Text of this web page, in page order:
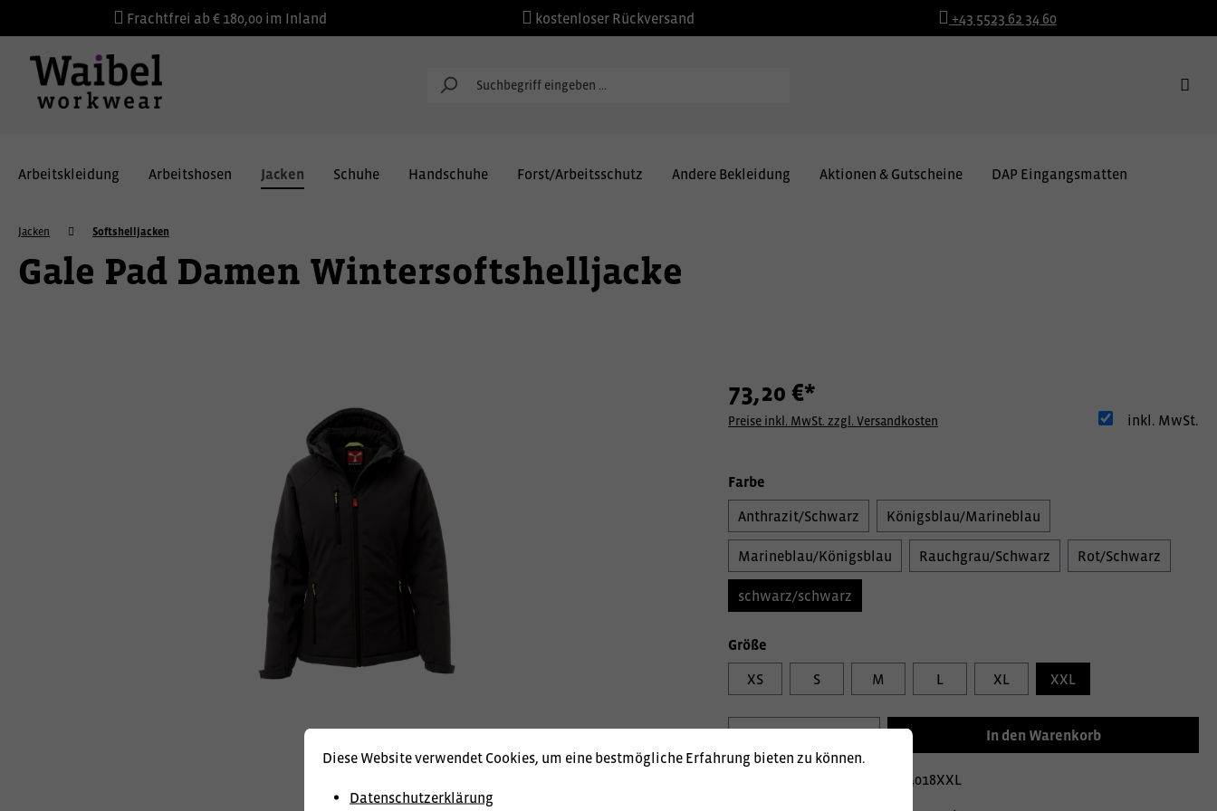
Frachtfrei ab € 180,00 im Inland kostenloser Rückversand +43 5523 62 34 60
Arbeitskleidung Arbeitshosen Jacken Schuhe Handschuhe Forst/Arbeitsschutz Andere Bekleidung Aktionen & Gutscheine DAP Eingangsmatten
Jacken Softshelljacken
Gale Pad Damen Wintersoftshelljacke
73,20 €*
inkl. MwSt.
Preise inkl. MwSt. zzgl. Versandkosten
Farbe
Anthrazit/Schwarz Königsblau/Marineblau
Marineblau/Königsblau Rauchgrau/Schwarz Rot/Schwarz
schwarz/schwarz
Größe
XS S M L XL XXL
In den Warenkorb
0900289214018XXL
Diese Website verwendet Cookies, um eine bestmögliche Erfahrung bieten zu können.
Datenschutzerklärung